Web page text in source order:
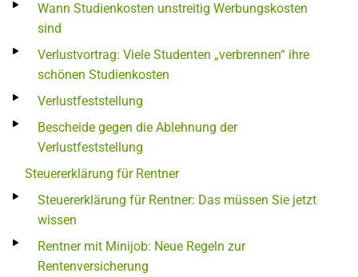
Wann Studienkosten unstreitig Werbungskosten
sind
Verlustvortrag: Viele Studenten „verbrennen“ ihre
schönen Studienkosten
Verlustfeststellung
Bescheide gegen die Ablehnung der
Verlustfeststellung
Steuererklärung für Rentner
Steuererklärung für Rentner: Das müssen Sie jetzt
wissen
Rentner mit Minijob: Neue Regeln zur
Rentenversicherung